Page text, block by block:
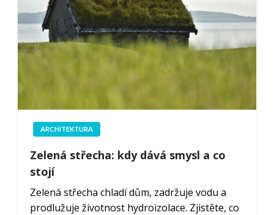
ARCHITEKTURA
Zelená střecha: kdy dává smysl a co
stojí
Zelená střecha chladí dům, zadržuje vodu a
prodlužuje životnost hydroizolace. Zjistěte, co